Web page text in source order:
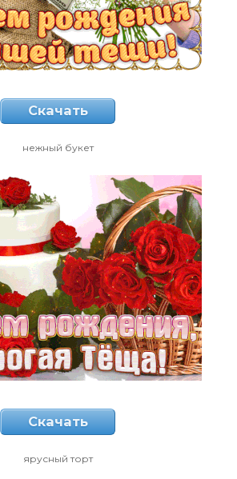
Скачать
нежный букет
Скачать
ярусный торт